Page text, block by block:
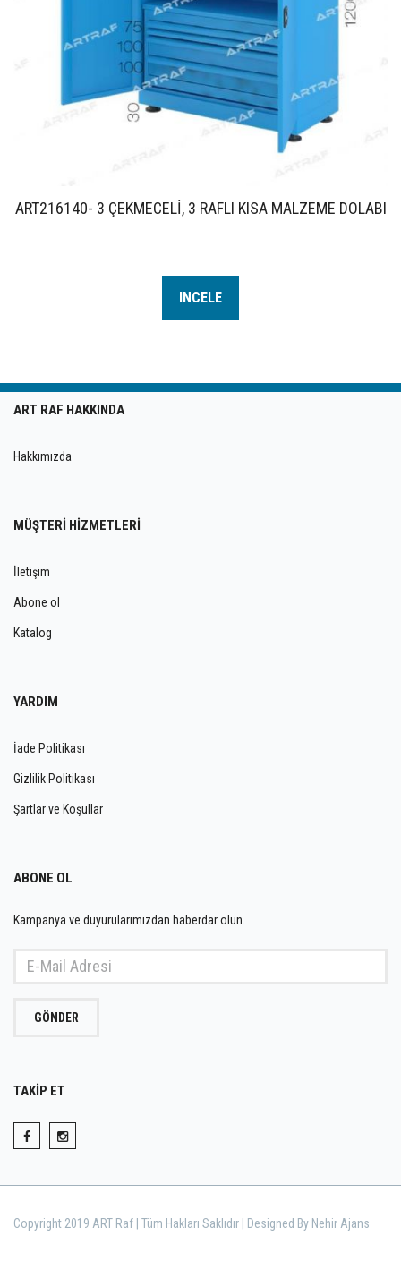
ART216140- 3 ÇEKMECELİ, 3 RAFLI KISA MALZEME DOLABI
INCELE
ART RAF HAKKINDA
Hakkımızda
MÜŞTERİ HİZMETLERİ
İletişim
Abone ol
Katalog
YARDIM
İade Politikası
Gizlilik Politikası
Şartlar ve Koşullar
ABONE OL
Kampanya ve duyurularımızdan haberdar olun.
GÖNDER
TAKİP ET
Copyright 2019 ART Raf | Tüm Hakları Saklıdır | Designed By Nehir Ajans